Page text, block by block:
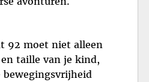
92 moet niet alleen
taille van je kind,
bewegingsvrijheid